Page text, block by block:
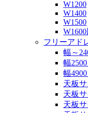
W1200
W1400
W1500
フリーアド
幅～
幅
幅4900
天板
天板
天板